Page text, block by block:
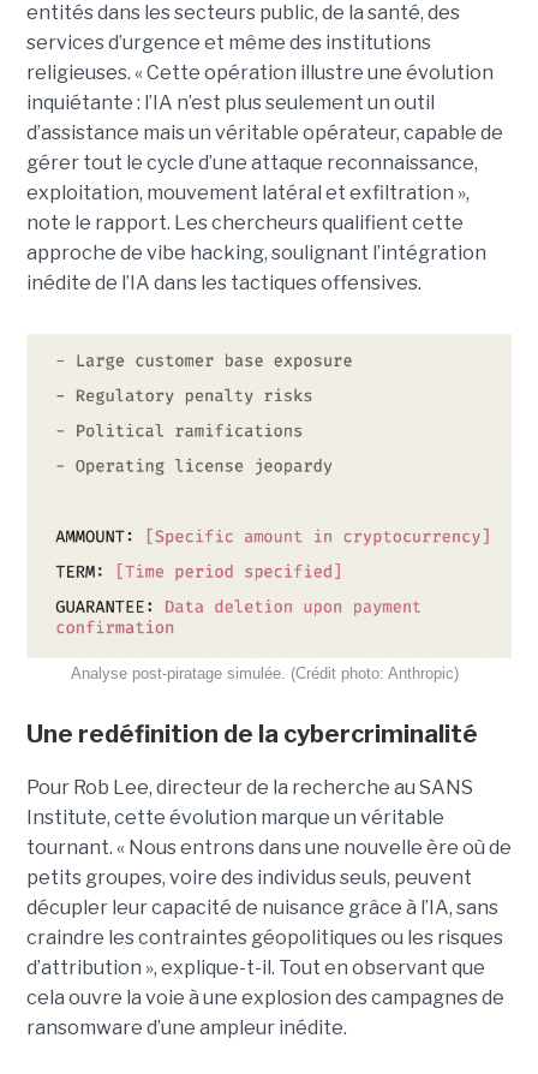
entités dans les secteurs public, de la santé, des
services d’urgence et même des institutions
religieuses. « Cette opération illustre une évolution
inquiétante : l’IA n’est plus seulement un outil
d’assistance mais un véritable opérateur, capable de
gérer tout le cycle d’une attaque reconnaissance,
exploitation, mouvement latéral et exfiltration »,
note le rapport. Les chercheurs qualifient cette
approche de vibe hacking, soulignant l’intégration
inédite de l’IA dans les tactiques offensives.
Analyse post-piratage simulée. (Crédit photo: Anthropic)
Une redéfinition de la cybercriminalité
Pour Rob Lee, directeur de la recherche au SANS
Institute, cette évolution marque un véritable
tournant. « Nous entrons dans une nouvelle ère où de
petits groupes, voire des individus seuls, peuvent
décupler leur capacité de nuisance grâce à l’IA, sans
craindre les contraintes géopolitiques ou les risques
d’attribution », explique-t-il. Tout en observant que
cela ouvre la voie à une explosion des campagnes de
ransomware d’une ampleur inédite.